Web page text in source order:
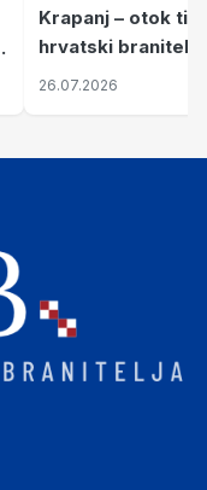
Krapanj – otok
hrvatski branitelji
pronalaze mir
26.07.2026